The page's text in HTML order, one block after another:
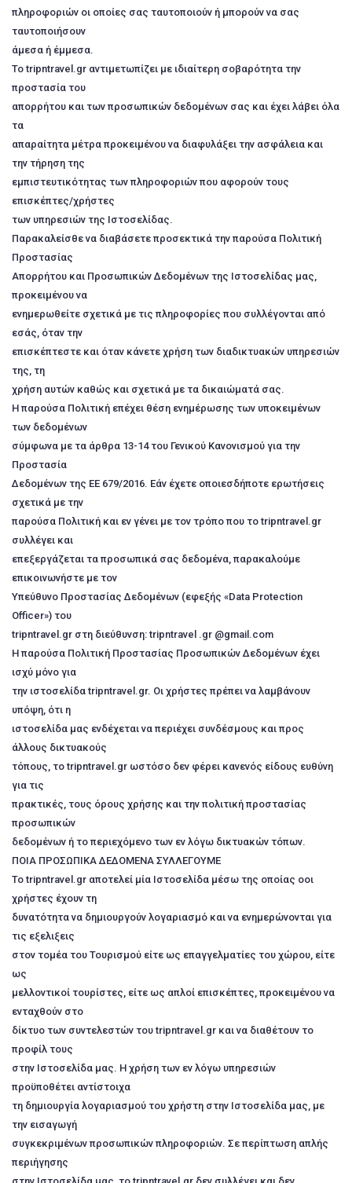
πληροφοριών οι οποίες σας ταυτοποιούν ή μπορούν να σας
ταυτοποιήσουν
άμεσα ή έμμεσα.
Το tripntravel.gr αντιμετωπίζει με ιδιαίτερη σοβαρότητα την
προστασία του
απορρήτου και των προσωπικών δεδομένων σας και έχει λάβει όλα
τα
απαραίτητα μέτρα προκειμένου να διαφυλάξει την ασφάλεια και
την τήρηση της
εμπιστευτικότητας των πληροφοριών που αφορούν τους
επισκέπτες/χρήστες
των υπηρεσιών της Ιστοσελίδας.
Παρακαλείσθε να διαβάσετε προσεκτικά την παρούσα Πολιτική
Προστασίας
Απορρήτου και Προσωπικών Δεδομένων της Ιστοσελίδας μας,
προκειμένου να
ενημερωθείτε σχετικά με τις πληροφορίες που συλλέγονται από
εσάς, όταν την
επισκέπτεστε και όταν κάνετε χρήση των διαδικτυακών υπηρεσιών
της, τη
χρήση αυτών καθώς και σχετικά με τα δικαιώματά σας.
Η παρούσα Πολιτική επέχει θέση ενημέρωσης των υποκειμένων
των δεδομένων
σύμφωνα με τα άρθρα 13-14 του Γενικού Κανονισμού για την
Προστασία
Δεδομένων της ΕΕ 679/2016. Εάν έχετε οποιεσδήποτε ερωτήσεις
σχετικά με την
παρούσα Πολιτική και εν γένει με τον τρόπο που το tripntravel.gr
συλλέγει και
επεξεργάζεται τα προσωπικά σας δεδομένα, παρακαλούμε
επικοινωνήστε με τoν
Υπεύθυνo Προστασίας Δεδομένων (εφεξής «Data Protection
Officer») τoυ
tripntravel.gr στη διεύθυνση: tripntravel .gr @gmail.com
Η παρούσα Πολιτική Προστασίας Προσωπικών Δεδομένων έχει
ισχύ μόνο για
την ιστοσελίδα tripntravel.gr. Οι χρήστες πρέπει να λαμβάνουν
υπόψη, ότι η
ιστοσελίδα μας ενδέχεται να περιέχει συνδέσμους και προς
άλλους δικτυακούς
τόπους, το tripntravel.gr ωστόσο δεν φέρει κανενός είδους ευθύνη
για τις
πρακτικές, τους όρους χρήσης και την πολιτική προστασίας
προσωπικών
δεδομένων ή το περιεχόμενο των εν λόγω δικτυακών τόπων.
ΠΟΙΑ ΠΡΟΣΩΠΙΚΑ ΔΕΔΟΜΕΝΑ ΣΥΛΛΕΓΟΥΜΕ
Το tripntravel.gr αποτελεί μία Ιστοσελίδα μέσω της οποίας οοι
χρήστες έχουν τη
δυνατότητα να δημιουργούν λογαριασμό και να ενημερώνονται για
τις εξελιξεις
στον τομέα του Τουρισμού είτε ως επαγγελματίες του χώρου, είτε
ως
μελλοντικοί τουρίστες, είτε ως απλοί επισκέπτες, προκειμένου να
ενταχθούν στο
δίκτυο των συντελεστών του tripntravel.gr και να διαθέτουν το
προφίλ τους
στην Ιστοσελίδα μας. Η χρήση των εν λόγω υπηρεσιών
προϋποθέτει αντίστοιχα
τη δημιουργία λογαριασμού του χρήστη στην Ιστοσελίδα μας, με
την εισαγωγή
συγκεκριμένων προσωπικών πληροφοριών. Σε περίπτωση απλής
περιήγησης